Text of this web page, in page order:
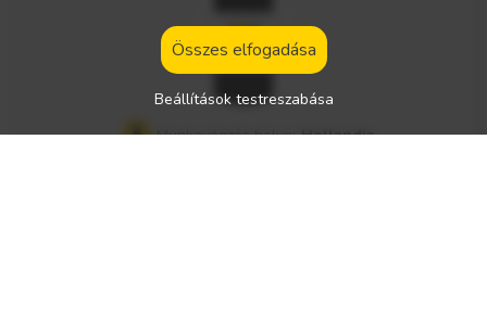
Modern, jól karbantartott járműpark, DAF Stabil, magyar tul
ajdonú vállalati háttér Kocsigazda rendszer Fiatal, jól felszer
Munkavégzés helye: Hollandia
Összes elfogadása
Beállítások testreszabása